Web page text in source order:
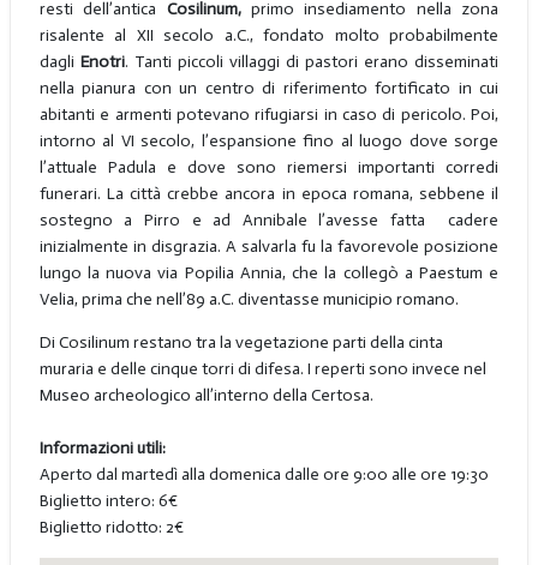
resti dell’antica Cosilinum, primo insediamento nella zona
risalente al XII secolo a.C., fondato molto probabilmente
dagli Enotri. Tanti piccoli villaggi di pastori erano disseminati
nella pianura con un centro di riferimento fortificato in cui
abitanti e armenti potevano rifugiarsi in caso di pericolo. Poi,
intorno al VI secolo, l’espansione fino al luogo dove sorge
l’attuale Padula e dove sono riemersi importanti corredi
funerari. La città crebbe ancora in epoca romana, sebbene il
sostegno a Pirro e ad Annibale l’avesse fatta cadere
inizialmente in disgrazia. A salvarla fu la favorevole posizione
lungo la nuova via Popilia Annia, che la collegò a Paestum e
Velia, prima che nell’89 a.C. diventasse municipio romano.
Di Cosilinum restano tra la vegetazione parti della cinta
muraria e delle cinque torri di difesa. I reperti sono invece nel
Museo archeologico all’interno della Certosa.
Informazioni utili:
Aperto dal martedì alla domenica dalle ore 9:00 alle ore 19:30
Biglietto intero: 6€
Biglietto ridotto: 2€